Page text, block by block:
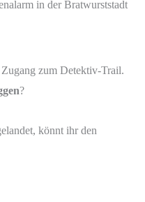
zum Detektiv-Trail.
?
könnt ihr den